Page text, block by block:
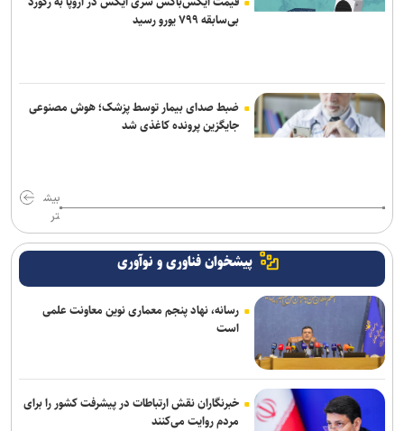
بی‌سابقه ۷۹۹ یورو رسید
ضبط صدای بیمار توسط پزشک؛ هوش مصنوعی
جایگزین پرونده کاغذی شد
بیش
تر
پیشخوان فناوری و نوآوری
رسانه، نهاد پنجم معماری نوین معاونت علمی
است
خبرنگاران نقش ارتباطات در پیشرفت کشور را برای
مردم روایت می‌کنند